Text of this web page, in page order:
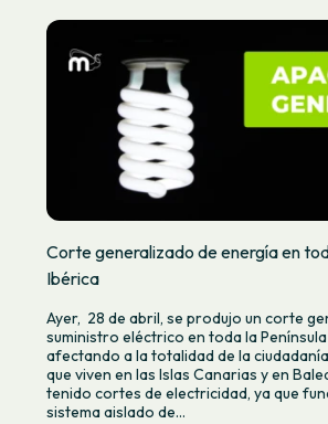
Corte generalizado de energía en
Ibérica
Ayer, 28 de abril, se produjo un corte
suministro eléctrico en toda la
afectando a la totalidad de la
que viven en las Islas Canarias y en
tenido cortes de electricidad, ya que
sistema aislado de...